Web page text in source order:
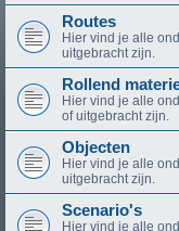
Routes
Hier vind je alle
uitgebracht zijn.
Rollend
Hier vind je alle
of uitgebracht zijn.
Objecten
Hier vind je alle
uitgebracht zijn.
Scenario's
Hier vind je alle